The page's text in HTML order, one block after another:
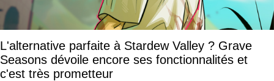
L'alternative parfaite à Stardew Valley ? Grave
Seasons dévoile encore ses fonctionnalités et
c'est très prometteur